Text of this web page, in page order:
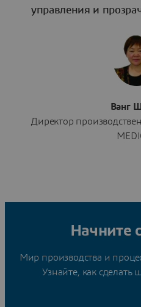
управления и
Ванг
Директор
Начните
Мир производства и
Узнайте, как сделать